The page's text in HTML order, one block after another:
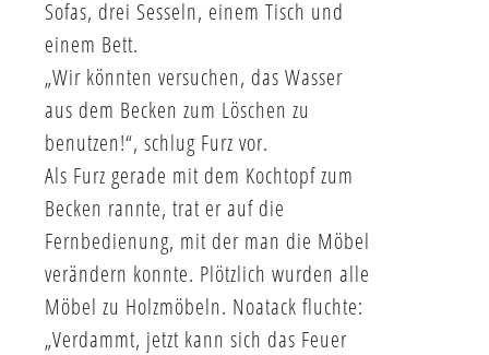
Sofas, drei Sesseln, einem Tisch und
einem Bett.
„Wir könnten versuchen, das Wasser
aus dem Becken zum Löschen zu
benutzen!“, schlug Furz vor.
Als Furz gerade mit dem Kochtopf zum
Becken rannte, trat er auf die
Fernbedienung, mit der man die Möbel
verändern konnte. Plötzlich wurden alle
Möbel zu Holzmöbeln. Noatack fluchte:
„Verdammt, jetzt kann sich das Feuer